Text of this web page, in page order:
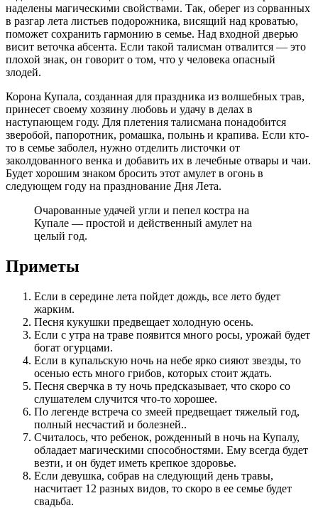
наделены магическими свойствами. Так, оберег из сорванных
в разгар лета листьев подорожника, висящий над кроватью,
поможет сохранить гармонию в семье. Над входной дверью
висит веточка абсента. Если такой талисман отвалится — это
плохой знак, он говорит о том, что у человека опасный
злодей.
Корона Купала, созданная для праздника из волшебных трав,
принесет своему хозяину любовь и удачу в делах в
наступающем году. Для плетения талисмана понадобится
зверобой, папоротник, ромашка, полынь и крапива. Если кто-
то в семье заболел, нужно отделить листочки от
заколдованного венка и добавить их в лечебные отвары и чаи.
Будет хорошим знаком бросить этот амулет в огонь в
следующем году на празднование Дня Лета.
Очарованные удачей угли и пепел костра на
Купале — простой и действенный амулет на
целый год.
Приметы
Если в середине лета пойдет дождь, все лето будет
жарким.
Песня кукушки предвещает холодную осень.
Если с утра на траве появится много росы, урожай будет
богат огурцами.
Если в купальскую ночь на небе ярко сияют звезды, то
осенью есть много грибов, которых стоит ждать.
Песня сверчка в ту ночь предсказывает, что скоро со
слушателем случится что-то хорошее.
По легенде встреча со змеей предвещает тяжелый год,
полный несчастий и болезней..
Считалось, что ребенок, рожденный в ночь на Купалу,
обладает магическими способностями. Ему всегда будет
везти, и он будет иметь крепкое здоровье.
Если девушка, собрав на следующий день травы,
насчитает 12 разных видов, то скоро в ее семье будет
свадьба.